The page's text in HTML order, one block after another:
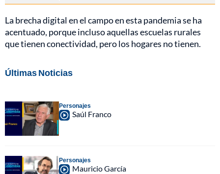
La brecha digital en el campo en esta pandemia se ha
acentuado, porque incluso aquellas escuelas rurales
que tienen conectividad, pero los hogares no tienen.
Últimas Noticias
Personajes
Saúl Franco
Personajes
Mauricio García